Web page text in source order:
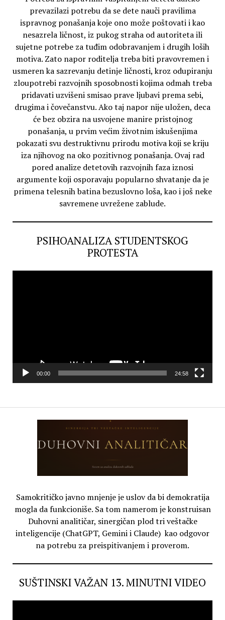
prevazilazi potrebu da se dete nauči pravilima
ispravnog ponašanja koje ono može poštovati i kao
nesazrela ličnost, iz pukog straha od autoriteta ili
sujetne potrebe za tuđim odobravanjem i drugih loših
motiva. Zato napor roditelja treba biti pravovremen i
usmeren ka sazrevanju detinje ličnosti, kroz odupiranju
zloupotrebi razvojnih sposobnosti kojima odmah treba
pridavati uzvišeni smisao prave ljubavi prema sebi,
drugima i čovečanstvu. Ako taj napor nije uložen, deca
će bez obzira na usvojene manire pristojnog
ponašanja, u prvim većim životnim iskušenjima
pokazati svu destruktivnu prirodu motiva koji se kriju
iza njihovog na oko pozitivnog ponašanja. Ovaj rad
pored analize detetovih razvojnih faza iznosi
argumente koji osporavaju popularno shvatanje da je
primena telesnih batina bezuslovno loša, kao i još neke
savremene uvrežene zablude.
PSIHOANALIZA STUDENTSKOG
PROTESTA
00:00 24:58
Samokritičko javno mnjenje je uslov da bi demokratija
mogla da funkcioniše. Sa tom namerom je konstruisan
Duhovni analitičar, sinergičan plod tri veštačke
inteligencije (ChatGPT, Gemini i Claude) kao odgovor
na potrebu za preispitivanjem i proverom.
SUŠTINSKI VAŽAN 13. MINUTNI VIDEO